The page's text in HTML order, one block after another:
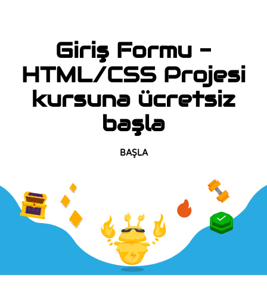
Giriş Formu -
HTML/CSS Projesi
kursuna ücretsiz
başla
BAŞLA